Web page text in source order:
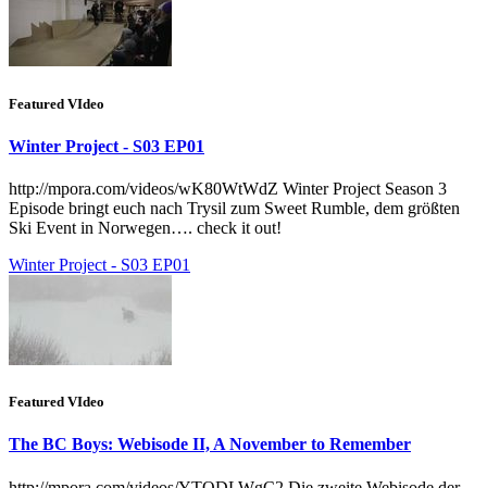
Featured VIdeo
Winter Project - S03 EP01
http://mpora.com/videos/wK80WtWdZ Winter Project Season 3
Episode bringt euch nach Trysil zum Sweet Rumble, dem größten
Ski Event in Norwegen…. check it out!
Winter Project - S03 EP01
Featured VIdeo
The BC Boys: Webisode II, A November to Remember